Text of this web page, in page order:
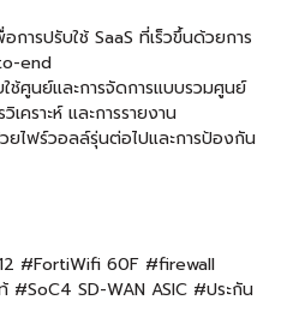
การปรับใช้ SaaS ที่เร็วขึ้นด้วยการ
end
ช้ศูนย์และการจัดการแบบรวมศูนย์
คราะห์ และการรายงาน
ไฟร์วอลล์รุ่นต่อไปและการป้องกัน
#FortiWifi 60F #firewall
SD-WAN ASIC #ประกัน